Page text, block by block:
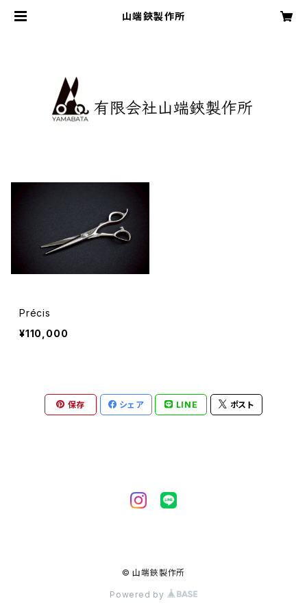
山端鋏製作所
Précis
¥110,000
保存 シェア LINE ポスト
© 山端鋏製作所
Powered by